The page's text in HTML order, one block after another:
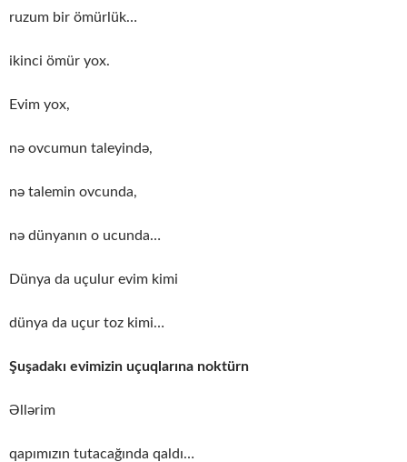
ruzum bir ömürlük…
ikinci ömür yox.
Evim yox,
nə ovcumun taleyində,
nə talemin ovcunda,
nə dünyanın o ucunda…
Dünya da uçulur evim kimi
dünya da uçur toz kimi…
Şuşadakı evimizin uçuqlarına noktürn
Əllərim
qapımızın tutacağında qaldı…